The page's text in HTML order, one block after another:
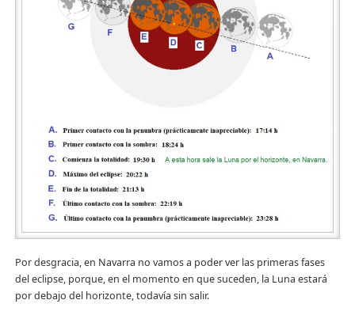
Por desgracia, en Navarra no vamos a poder ver las primeras fases
del eclipse, porque, en el momento en que suceden, la Luna estará
por debajo del horizonte, todavía sin salir.